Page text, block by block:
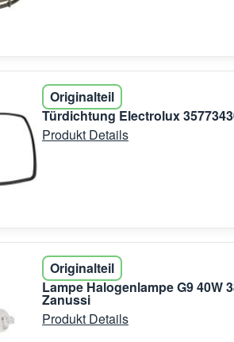
Originalteil
Türdichtung Electrolux
Produkt Details
Originalteil
Lampe Halogenlampe G9 40W
Zanussi
Produkt Details